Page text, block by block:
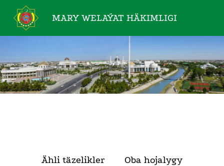
MARY WELAÝAT HÄKIMLIGI
Ähli täzelikler
Oba hojalygy